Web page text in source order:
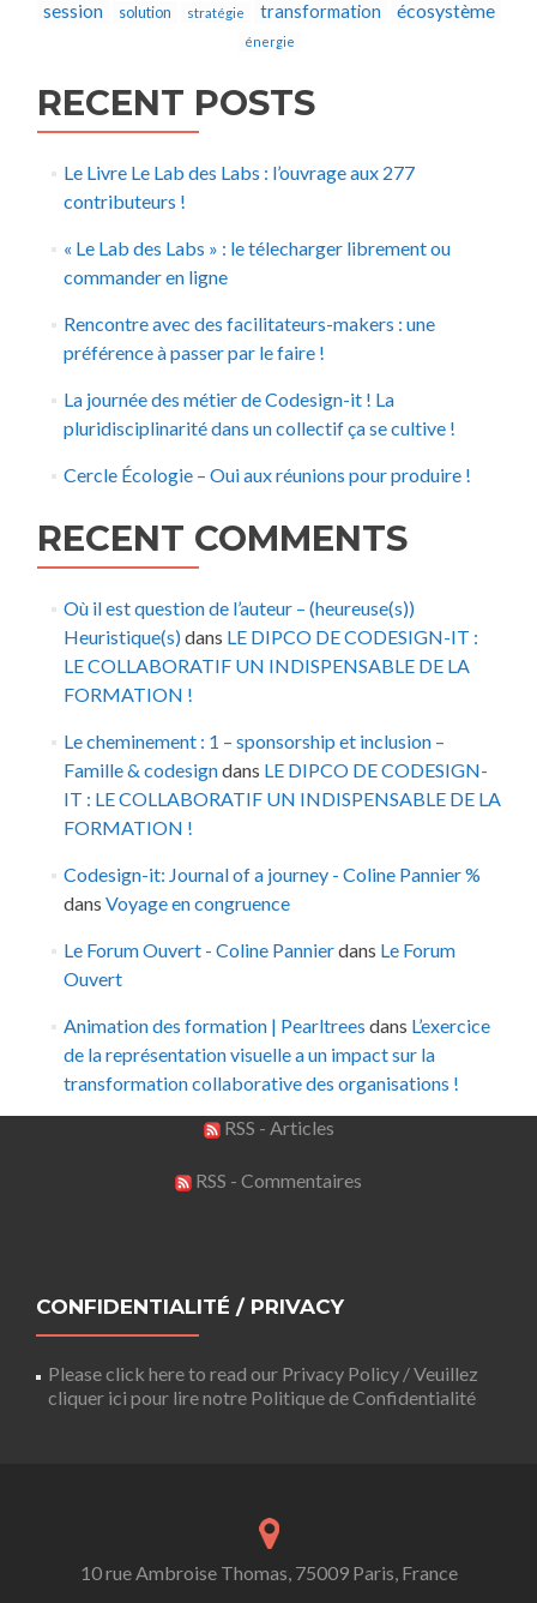
session solution stratégie transformation écosystème
énergie
RECENT POSTS
Le Livre Le Lab des Labs : l’ouvrage aux 277
contributeurs !
« Le Lab des Labs » : le télecharger librement ou
commander en ligne
Rencontre avec des facilitateurs-makers : une
préférence à passer par le faire !
La journée des métier de Codesign-it ! La
pluridisciplinarité dans un collectif ça se cultive !
Cercle Écologie – Oui aux réunions pour produire !
RECENT COMMENTS
Où il est question de l’auteur – (heureuse(s))
Heuristique(s)dans LE DIPCO DE CODESIGN-IT :
LE COLLABORATIF UN INDISPENSABLE DE LA
FORMATION !
Le cheminement : 1 – sponsorship et inclusion –
Famille & codesigndans LE DIPCO DE CODESIGN-
IT : LE COLLABORATIF UN INDISPENSABLE DE LA
FORMATION !
Codesign-it: Journal of a journey - Coline Pannier %
dans Voyage en congruence
Le Forum Ouvert - Coline Pannierdans Le Forum
Ouvert
Animation des formation | Pearltrees dans L’exercice
de la représentation visuelle a un impact sur la
transformation collaborative des organisations !
RSS - Articles
RSS - Commentaires
CONFIDENTIALITÉ / PRIVACY
Please click here to read our Privacy Policy / Veuillez
cliquer ici pour lire notre Politique de Confidentialité
10 rue Ambroise Thomas, 75009 Paris, France